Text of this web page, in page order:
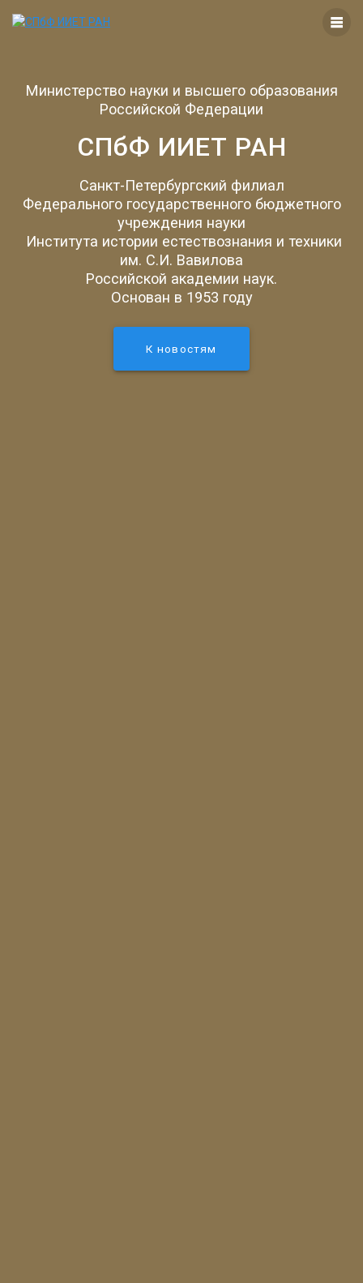
Министерство науки и высшего образования
Российской Федерации
СПбФ ИИЕТ РАН
Санкт-Петербургский филиал
Федерального государственного бюджетного
учреждения науки
Института истории естествознания и техники
им. С.И. Вавилова
Российской академии наук.
Основан в 1953 году
К новостям